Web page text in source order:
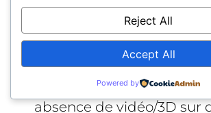
Incohérences flux/site
politiques). L’alignement
de fiabilité majeur.
Médias négligés : images
absence de vidéo/3D sur
Reject All
Accept All
Powered by